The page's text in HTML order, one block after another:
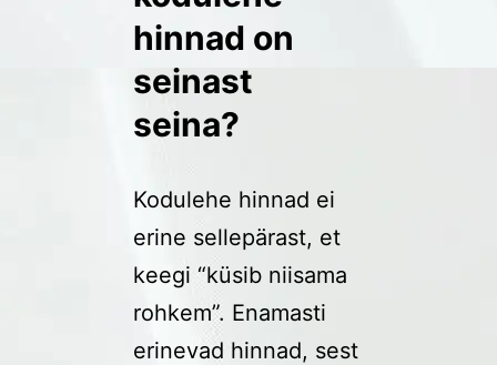
hinnad on
seinast
seina?
Kodulehe hinnad ei
erine sellepärast, et
keegi “küsib niisama
rohkem”. Enamasti
erinevad hinnad, sest